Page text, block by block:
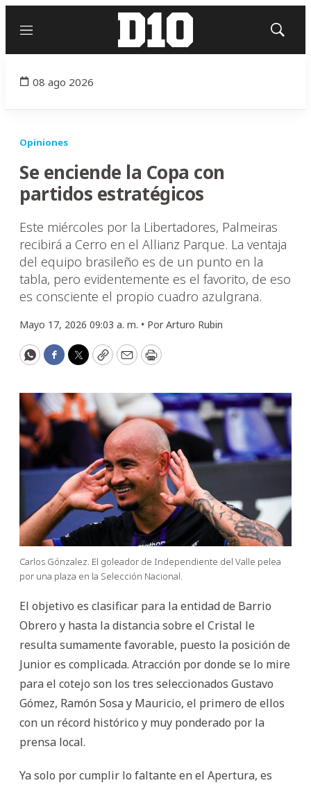
Menú
Mostrar
08 ago 2026
Opiniones
Se enciende la Copa con
partidos estratégicos
Este miércoles por la Libertadores, Palmeiras
recibirá a Cerro en el Allianz Parque. La ventaja
del equipo brasileño es de un punto en la
tabla, pero evidentemente es el favorito, de eso
es consciente el propio cuadro azulgrana.
Mayo 17, 2026 09:03 a. m. • PorArturo Rubin
WhatsApp
Facebook
Twitter
CopyEmailPrint
Carlos Gónzalez. El goleador de Independiente del Valle pelea
por una plaza en la Selección Nacional.
El objetivo es clasificar para la entidad de Barrio
Obrero y hasta la distancia sobre el Cristal le
resulta sumamente favorable, puesto la posición de
Junior es complicada. Atracción por donde se lo mire
para el cotejo son los tres seleccionados Gustavo
Gómez, Ramón Sosa y Mauricio, el primero de ellos
con un récord histórico y muy ponderado por la
prensa local.
Ya solo por cumplir lo faltante en el Apertura, es